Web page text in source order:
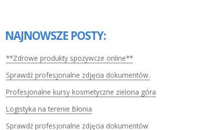
NAJNOWSZE POSTY:
**Zdrowe produkty spożywcze online**
Sprawdź profesjonalne zdjęcia dokumentów.
Profesjonalne kursy kosmetyczne zielona góra
Logistyka na terenie Błonia
Sprawdź profesjonalne zdjęcia dokumentów